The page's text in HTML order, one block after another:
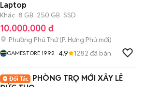
Laptop
Khác 8 GB 250 GB SSD
10.000.000 đ
Phường Phú Thứ(P. Hưng Phú mới)
GAMESTORE 1992 4.9 1282 đã bán
PHÒNG TRỌ MỚI XÂY LÊ